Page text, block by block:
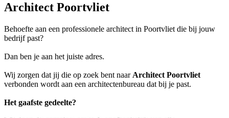
Architect Poortvliet
Behoefte aan een professionele architect in Poortvliet die bij jouw
bedrijf past?
Dan ben je aan het juiste adres.
Wij zorgen dat jij die op zoek bent naar Architect Poortvliet
verbonden wordt aan een architectenbureau dat bij je past.
Het gaafste gedeelte?